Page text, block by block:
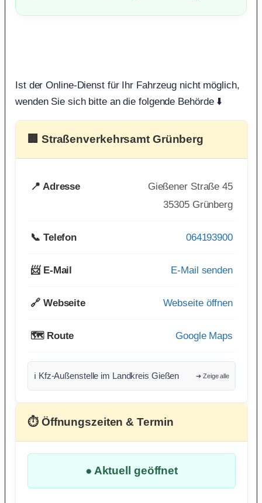
Ist der Online-Dienst für Ihr Fahrzeug nicht möglich,
wenden Sie sich bitte an die folgende Behörde ⬇️
🏢 Straßenverkehrsamt Grünberg
📍 Adresse
Gießener Straße 45
35305 Grünberg
📞 Telefon 064193900
📨 E-Mail E-Mail senden
🔗 Webseite Webseite öffnen
🗺️ Route Google Maps
ℹ️ Kfz-Außenstelle im Landkreis Gießen ➔ Zeige alle
⏱ Öffnungszeiten & Termin
● Aktuell geöffnet